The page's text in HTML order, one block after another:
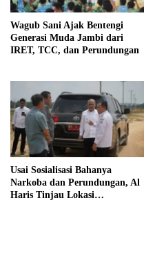
Wagub Sani Ajak Bentengi
Generasi Muda Jambi dari
IRET, TCC, dan Perundungan
Usai Sosialisasi Bahanya
Narkoba dan Perundungan, Al
Haris Tinjau Lokasi